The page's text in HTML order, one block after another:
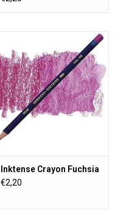
Inktense Crayon Fuchsia
€2,20